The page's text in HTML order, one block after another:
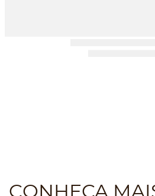
CONHEÇA